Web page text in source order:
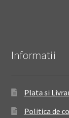
Informatii
Plata si
Politica de